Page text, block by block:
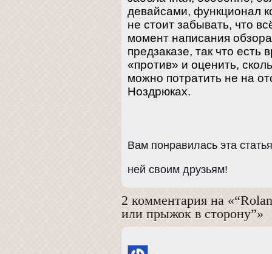
девайсами, функционал
не стоит забывать, что
момент написания
предзаказе, так что есть
«против» и оценить,
можно потратить не на
Ноздрюках.
Вам понравилась эта
ней своим друзьям!
2 комментария на
или прыжок в сторону”»